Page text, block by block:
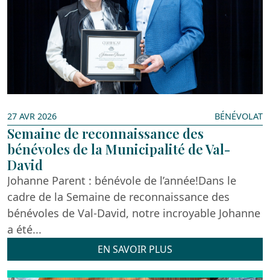
27 AVR 2026 BÉNÉVOLAT
Semaine de reconnaissance des
bénévoles de la Municipalité de Val-
David
Johanne Parent : bénévole de l’année!Dans le
cadre de la Semaine de reconnaissance des
bénévoles de Val-David, notre incroyable Johanne
a été...
EN SAVOIR PLUS